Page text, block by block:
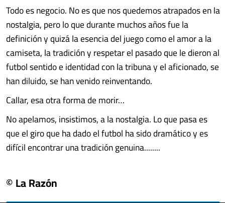
Todo es negocio. No es que nos quedemos atrapados en la
nostalgia, pero lo que durante muchos años fue la
definición y quizá la esencia del juego como el amor a la
camiseta, la tradición y respetar el pasado que le dieron al
futbol sentido e identidad con la tribuna y el aficionado, se
han diluido, se han venido reinventando.
Callar, esa otra forma de morir…
No apelamos, insistimos, a la nostalgia. Lo que pasa es
que el giro que ha dado el futbol ha sido dramático y es
difícil encontrar una tradición genuina........
© La Razón